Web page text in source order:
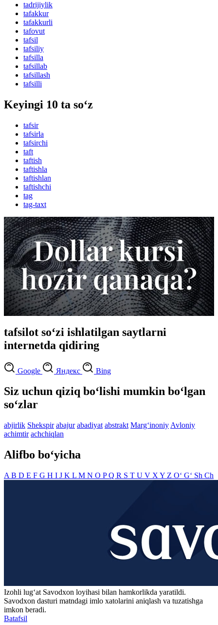
tadrijiylik
tafakkur
tafakkurli
tafovut
tafsil
tafsiliy
tafsilla
tafsillab
tafsillash
tafsilli
Keyingi 10 ta so‘z
tafsir
tafsirla
tafsirchi
taft
taftish
taftishla
taftishlan
taftishchi
tag
tag-taxt
tafsilot so‘zi ishlatilgan saytlarni
internetda qidiring
Google Яндекс Bing
Siz uchun qiziq bo‘lishi mumkin bo‘lgan
so‘zlar
abjirlik Shekspir abajur abadiyat abstrakt Marg‘inoniy Avloniy
achimtir achchiqlan
Alifbo bo‘yicha
A B D E F G H I J K L M N O PQ R S T U V X Y Z O‘ G‘ Sh Ch
Izohli lugʻat Savodxon loyihasi bilan hamkorlikda yaratildi.
Savodxon dasturi matndagi imlo xatolarini aniqlash va tuzatishga
imkon beradi.
Batafsil